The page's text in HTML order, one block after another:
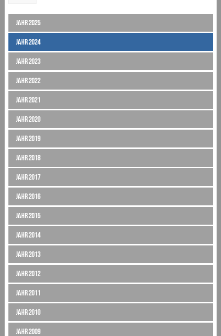
Jahr 2025
Jahr 2024
Jahr 2023
Jahr 2022
Jahr 2021
Jahr 2020
Jahr 2019
Jahr 2018
Jahr 2017
Jahr 2016
Jahr 2015
Jahr 2014
Jahr 2013
Jahr 2012
Jahr 2011
Jahr 2010
Jahr 2009